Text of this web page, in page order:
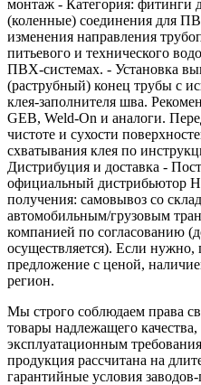
монтаж - Категория: фитинги
(коленные) соединения для
изменения направления
питьевого и технического
ПВХ‑системах. - Установка
(раструбный) конец трубы с
клея‑заполнителя шва.
GEB, Weld‑On и аналоги.
чистоте и сухости
схватывания клея по
Дистрибуция и доставка -
официальный дистрибьютор
получения: самовывоз со
автомобильным/грузовым
компанией по согласованию
осуществляется). Если нужно,
предложение с ценой,
регион.
Мы строго соблюдаем права
товары надлежащего
эксплуатационным
продукция рассчитана на
гарантийные условия